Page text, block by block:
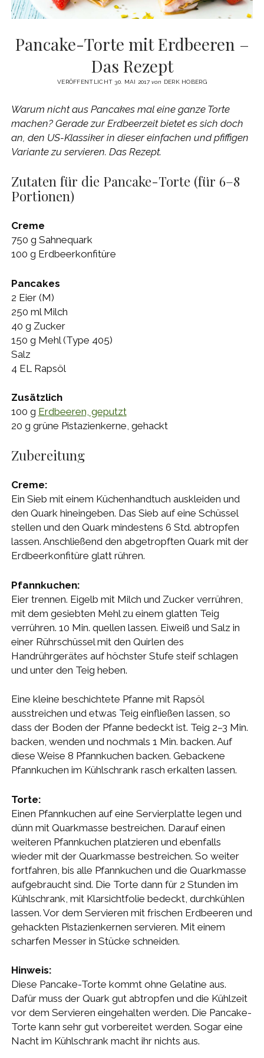
Pancake-Torte mit Erdbeeren –
Das Rezept
VERÖFFENTLICHT 30. MAI 2017von DERK HOBERG
Warum nicht aus Pancakes mal eine ganze Torte
machen? Gerade zur Erdbeerzeit bietet es sich doch
an, den US-Klassiker in dieser einfachen und pfiffigen
Variante zu servieren. Das Rezept.
Zutaten für die Pancake-Torte (für 6–8
Portionen)
Creme
750 g Sahnequark
100 g Erdbeerkonfitüre
Pancakes
2 Eier (M)
250 ml Milch
40 g Zucker
150 g Mehl (Type 405)
Salz
4 EL Rapsöl
Zusätzlich
100 g Erdbeeren, geputzt
20 g grüne Pistazienkerne, gehackt
Zubereitung
Creme:
Ein Sieb mit einem Küchenhandtuch auskleiden und
den Quark hineingeben. Das Sieb auf eine Schüssel
stellen und den Quark mindestens 6 Std. abtropfen
lassen. Anschließend den abgetropften Quark mit der
Erdbeerkonfitüre glatt rühren.
Pfannkuchen:
Eier trennen. Eigelb mit Milch und Zucker verrühren,
mit dem gesiebten Mehl zu einem glatten Teig
verrühren. 10 Min. quellen lassen. Eiweiß und Salz in
einer Rührschüssel mit den Quirlen des
Handrührgerätes auf höchster Stufe steif schlagen
und unter den Teig heben.
Eine kleine beschichtete Pfanne mit Rapsöl
ausstreichen und etwas Teig einfließen lassen, so
dass der Boden der Pfanne bedeckt ist. Teig 2–3 Min.
backen, wenden und nochmals 1 Min. backen. Auf
diese Weise 8 Pfannkuchen backen. Gebackene
Pfannkuchen im Kühlschrank rasch erkalten lassen.
Torte:
Einen Pfannkuchen auf eine Servierplatte legen und
dünn mit Quarkmasse bestreichen. Darauf einen
weiteren Pfannkuchen platzieren und ebenfalls
wieder mit der Quarkmasse bestreichen. So weiter
fortfahren, bis alle Pfannkuchen und die Quarkmasse
aufgebraucht sind. Die Torte dann für 2 Stunden im
Kühlschrank, mit Klarsichtfolie bedeckt, durchkühlen
lassen. Vor dem Servieren mit frischen Erdbeeren und
gehackten Pistazienkernen servieren. Mit einem
scharfen Messer in Stücke schneiden.
Hinweis:
Diese Pancake-Torte kommt ohne Gelatine aus.
Dafür muss der Quark gut abtropfen und die Kühlzeit
vor dem Servieren eingehalten werden. Die Pancake-
Torte kann sehr gut vorbereitet werden. Sogar eine
Nacht im Kühlschrank macht ihr nichts aus.